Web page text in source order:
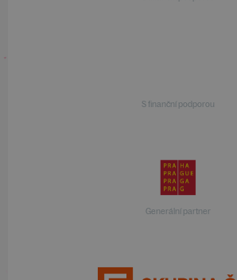
S finanční podporou
Generální partner